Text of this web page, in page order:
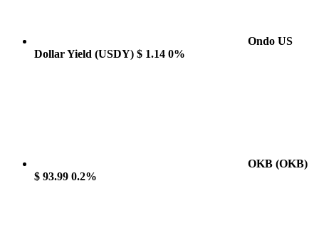
Ondo US
Dollar Yield (USDY) $ 1.14 0%
OKB (OKB)
$ 93.99 0.2%